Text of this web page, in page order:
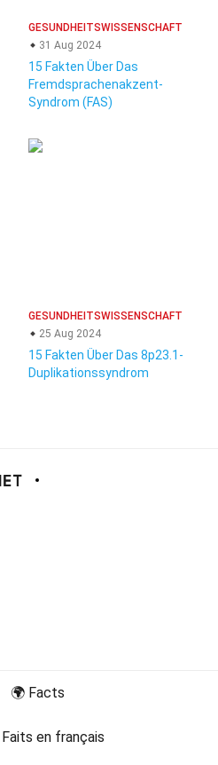
GESUNDHEITSWISSENSCHAFT
31 Aug 2024
15 Fakten Über Das
Fremdsprachenakzent-
Syndrom (FAS)
GESUNDHEITSWISSENSCHAFT
25 Aug 2024
15 Fakten Über Das 8p23.1-
Duplikationssyndrom
🌍 Facts
en français